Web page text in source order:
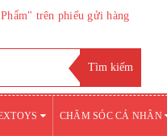
trên phiếu gửi hàng
CHĂM SÓC CÁ NHÂN